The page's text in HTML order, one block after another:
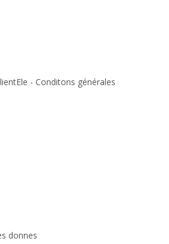
- Conditons générales
donnes